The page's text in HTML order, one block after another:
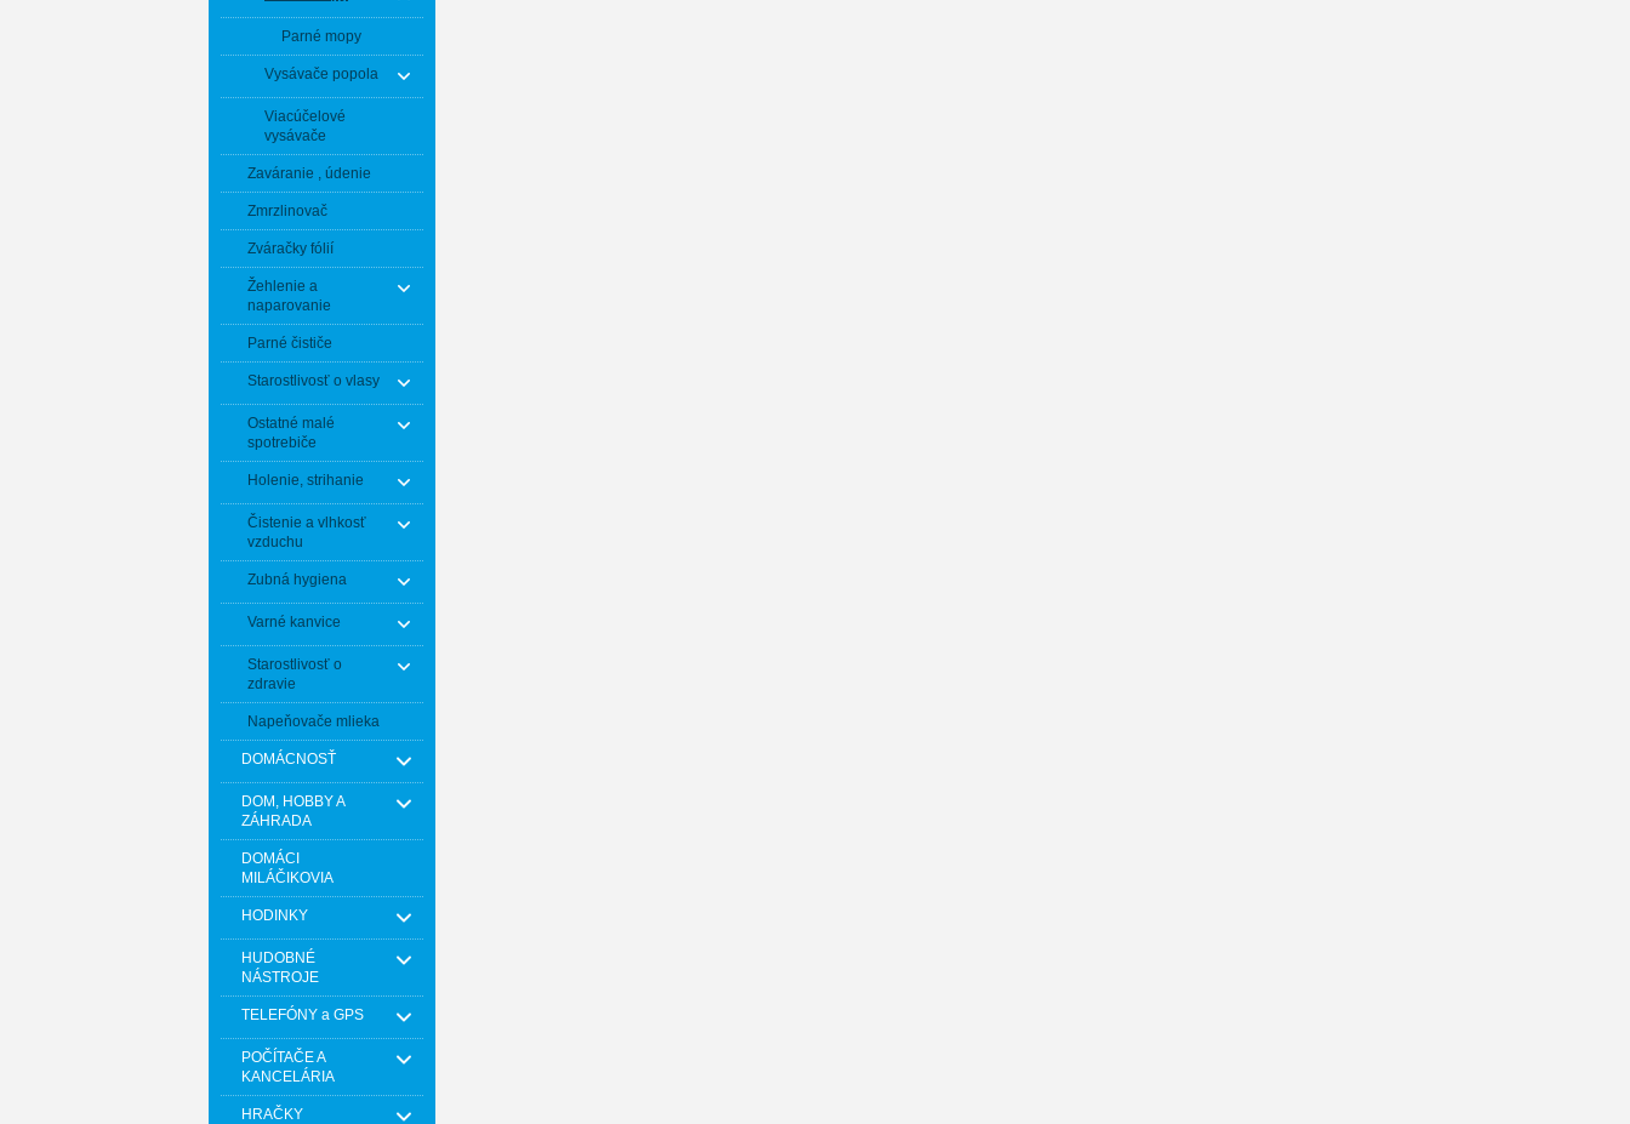
Parné mopy
Vysávače popola
Viacúčelové
vysávače
Zaváranie , údenie
Zmrzlinovač
Zváračky fólií
Žehlenie a
naparovanie
Parné čističe
Starostlivosť o vlasy
Ostatné malé
spotrebiče
Holenie, strihanie
Čistenie a vlhkosť
vzduchu
Zubná hygiena
Varné kanvice
Starostlivosť o
zdravie
Napeňovače mlieka
DOMÁCNOSŤ
DOM, HOBBY A
ZÁHRADA
DOMÁCI
MILÁČIKOVIA
HODINKY
HUDOBNÉ
NÁSTROJE
TELEFÓNY a GPS
POČÍTAČE A
KANCELÁRIA
HRAČKY